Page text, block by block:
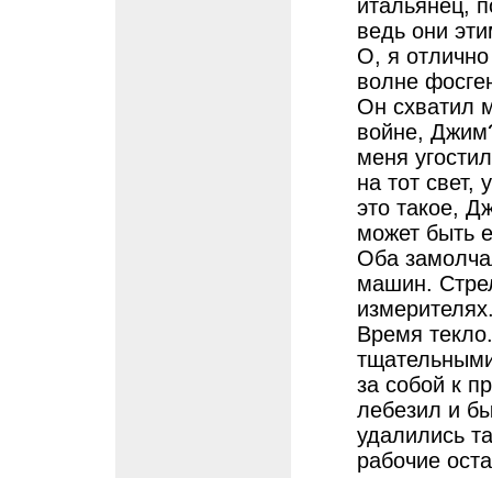
итальянец,
ведь они
О, я
волне
Он схватил
войне,
меня
на тот свет,
это такое,
может быть
Оба
машин.
Время
за собой к
лебезил и
удалились
рабочие